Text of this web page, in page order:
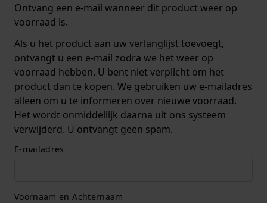
Ontvang een e-mail wanneer dit product weer op
voorraad is.
Als u het product aan uw verlanglijst toevoegt,
ontvangt u een e-mail zodra we het weer op
voorraad hebben. U bent niet verplicht om het
product dan te kopen. We gebruiken uw e-mailadres
alleen om u te informeren over nieuwe voorraad.
Het wordt onmiddellijk daarna uit ons systeem
verwijderd. U ontvangt geen spam.
E-mailadres
Voornaam en Achternaam